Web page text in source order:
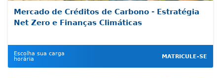
Mercado de Créditos de Carbono - Estratégia
Net Zero e Finanças Climáticas
Escolha sua carga
horária
MATRICULE-SE